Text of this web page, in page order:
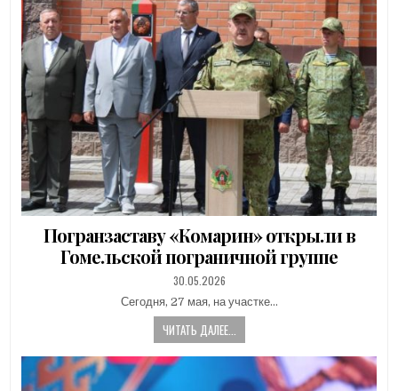
Погранзаставу «Комарин» открыли в
Гомельской пограничной группе
PUBLISHED
DATE:
30.05.2026
Сегодня, 27 мая, на участке…
ЧИТАТЬ ДАЛЕЕ...